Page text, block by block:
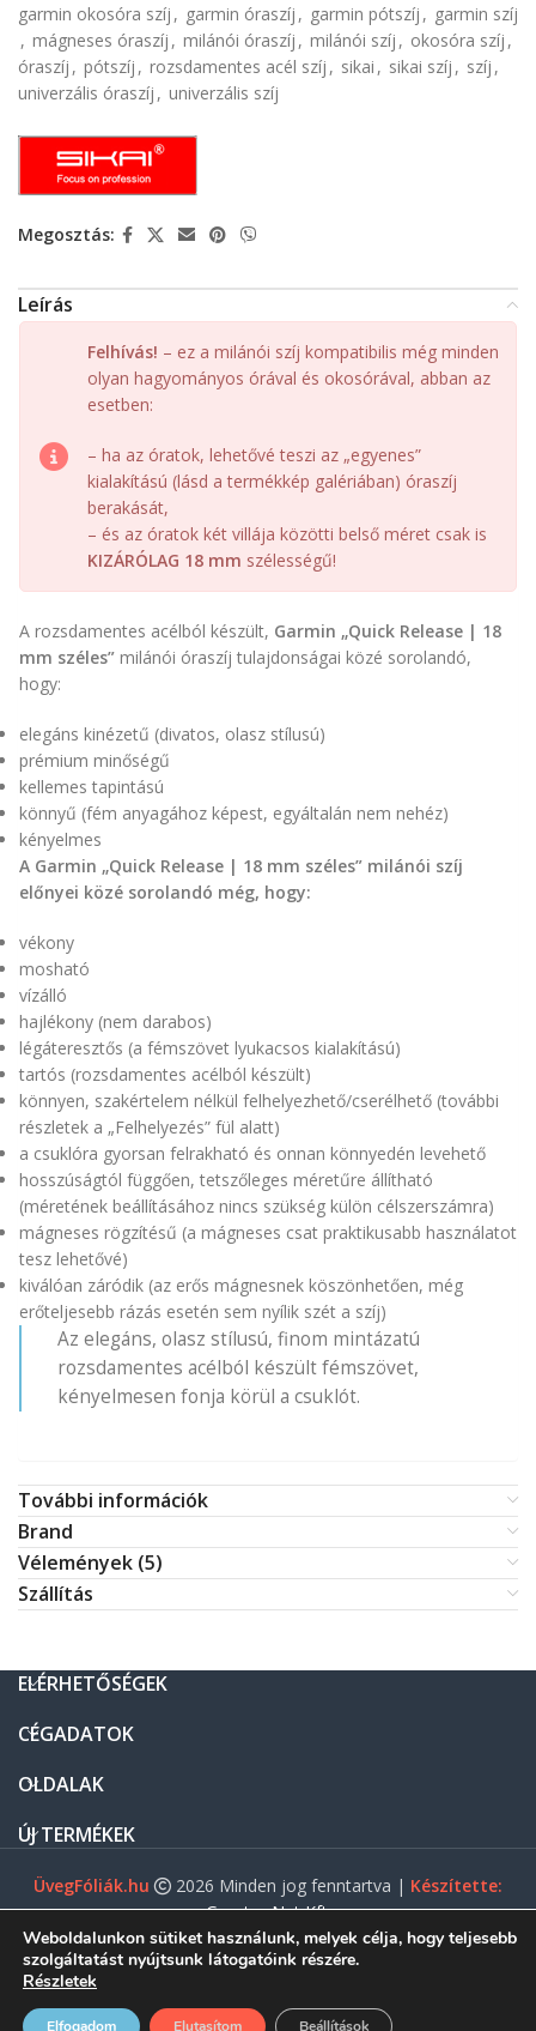
garmin okosóra szíj , garmin óraszíj , garmin pótszíj , garmin szíj
, mágneses óraszíj , milánói óraszíj , milánói szíj , okosóra szíj ,
óraszíj , pótszíj , rozsdamentes acél szíj , sikai , sikai szíj , szíj ,
univerzális óraszíj , univerzális szíj
Megosztás:
Leírás
Felhívás! – ez a milánói szíj kompatibilis még minden
olyan hagyományos órával és okosórával, abban az
esetben:
– ha az óratok, lehetővé teszi az „egyenes”
kialakítású (lásd a termékkép galériában) óraszíj
berakását,
– és az óratok két villája közötti belső méret csak is
KIZÁRÓLAG 18 mm szélességű!
A rozsdamentes acélból készült, Garmin „Quick Release | 18
mm széles” milánói óraszíj tulajdonságai közé sorolandó,
hogy:
elegáns kinézetű (divatos, olasz stílusú)
prémium minőségű
kellemes tapintású
könnyű (fém anyagához képest, egyáltalán nem nehéz)
kényelmes
A Garmin „Quick Release | 18 mm széles” milánói szíj
előnyei közé sorolandó még, hogy:
vékony
mosható
vízálló
hajlékony (nem darabos)
légáteresztős (a fémszövet lyukacsos kialakítású)
tartós (rozsdamentes acélból készült)
könnyen, szakértelem nélkül felhelyezhető/cserélhető (további
részletek a „Felhelyezés” fül alatt)
a csuklóra gyorsan felrakható és onnan könnyedén levehető
hosszúságtól függően, tetszőleges méretűre állítható
(méretének beállításához nincs szükség külön célszerszámra)
mágneses rögzítésű (a mágneses csat praktikusabb használatot
tesz lehetővé)
kiválóan záródik (az erős mágnesnek köszönhetően, még
erőteljesebb rázás esetén sem nyílik szét a szíj)
Az elegáns, olasz stílusú, finom mintázatú
rozsdamentes acélból készült fémszövet,
kényelmesen fonja körül a csuklót.
További információk
Brand
Vélemények (5)
Szállítás
ELÉRHETŐSÉGEK
CÉGADATOK
OLDALAK
ÚJ TERMÉKEK
ÜvegFóliák.hu 2026 Minden jog fenntartva | Készítette:
Gasztro Net Kft.
Weboldalunkon sütiket használunk, melyek célja, hogy teljesebb
szolgáltatást nyújtsunk látogatóink részére.
Részletek
Elfogadom Elutasítom Beállítások